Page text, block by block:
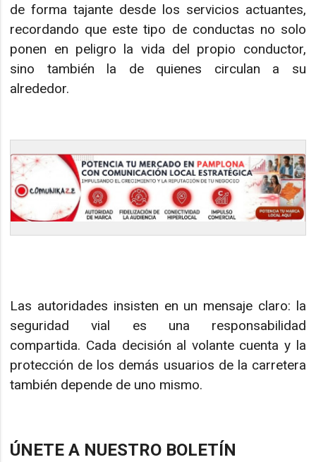
de forma tajante desde los servicios actuantes,
recordando que este tipo de conductas no solo
ponen en peligro la vida del propio conductor,
sino también la de quienes circulan a su
alrededor.
Las autoridades insisten en un mensaje claro: la
seguridad vial es una responsabilidad
compartida. Cada decisión al volante cuenta y la
protección de los demás usuarios de la carretera
también depende de uno mismo.
ÚNETE A NUESTRO BOLETÍN